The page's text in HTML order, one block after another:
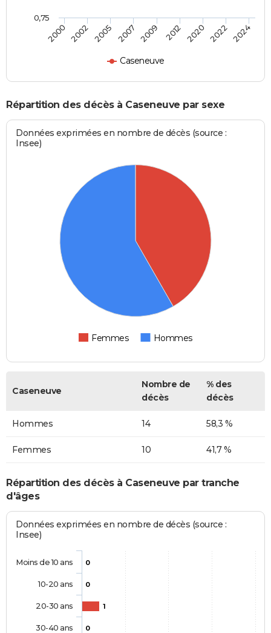
Caseneuve
2000 2002 2005 2007 2009 2012 2020 2022 2024
0,75
Répartition des décès à Caseneuve par sexe
Données exprimées en nombre de décès (source :
Insee)
Femmes Hommes
Caseneuve
Nombre de
décès
% des
décès
Hommes 14 58,3 %
Femmes 10 41,7 %
Répartition des décès à Caseneuve par tranche
d'âges
Données exprimées en nombre de décès (source :
Insee)
0
0
1
0
Moins de 10 ans
10-20 ans
20-30 ans
30-40 ans